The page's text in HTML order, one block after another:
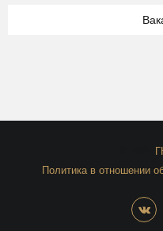
Политика в отношении